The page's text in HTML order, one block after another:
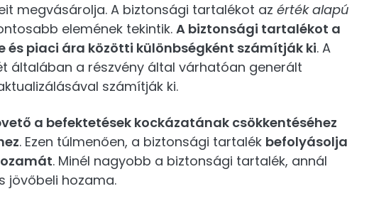
megvásárolja. A biztonsági tartalékot az érték alapú
elemének tekintik. A biztonsági tartalékot a
és piaci ára közötti különbségként számítják ki. A
általában a részvény által várhatóan generált
számítják ki.
a befektetések kockázatának csökkentéséhez
. Ezen túlmenően, a biztonsági tartalék befolyásolja
. Minél nagyobb a biztonsági tartalék, annál
jövőbeli hozama.